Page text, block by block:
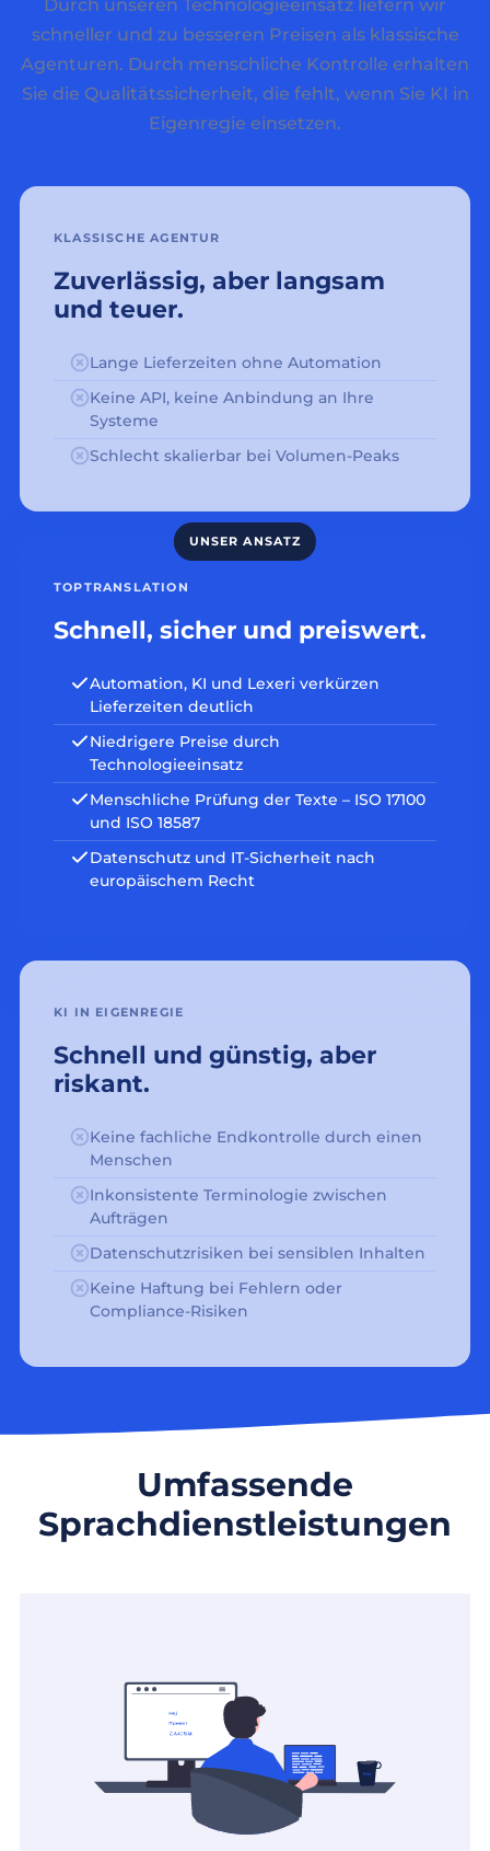
Durch unseren Technologieeinsatz liefern wir
schneller und zu besseren Preisen als klassische
Agenturen. Durch menschliche Kontrolle erhalten
Sie die Qualitätssicherheit, die fehlt, wenn Sie KI in
Eigenregie einsetzen.
KLASSISCHE AGENTUR
Zuverlässig, aber langsam
und teuer.
Lange Lieferzeiten ohne Automation
Keine API, keine Anbindung an Ihre
Systeme
Schlecht skalierbar bei Volumen-Peaks
TOPTRANSLATION
Schnell, sicher und preiswert.
Automation, KI und Lexeri verkürzen
Lieferzeiten deutlich
Niedrigere Preise durch
Technologieeinsatz
Menschliche Prüfung der Texte – ISO 17100
und ISO 18587
Datenschutz und IT-Sicherheit nach
europäischem Recht
KI IN EIGENREGIE
Schnell und günstig, aber
riskant.
Keine fachliche Endkontrolle durch einen
Menschen
Inkonsistente Terminologie zwischen
Aufträgen
Datenschutzrisiken bei sensiblen Inhalten
Keine Haftung bei Fehlern oder
Compliance-Risiken
Umfassende
Sprachdienstleistungen